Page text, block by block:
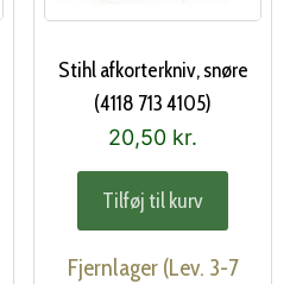
Stihl afkorterkniv, snøre
(4118 713 4105)
20,50 kr.
Tilføj til kurv
Fjernlager (Lev. 3-7